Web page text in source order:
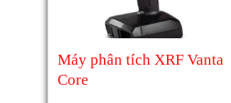
Máy phân tích XRF Vanta
Core